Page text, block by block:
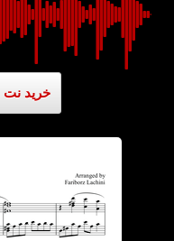
خرید نت ۳۰۰۰۰ تومان